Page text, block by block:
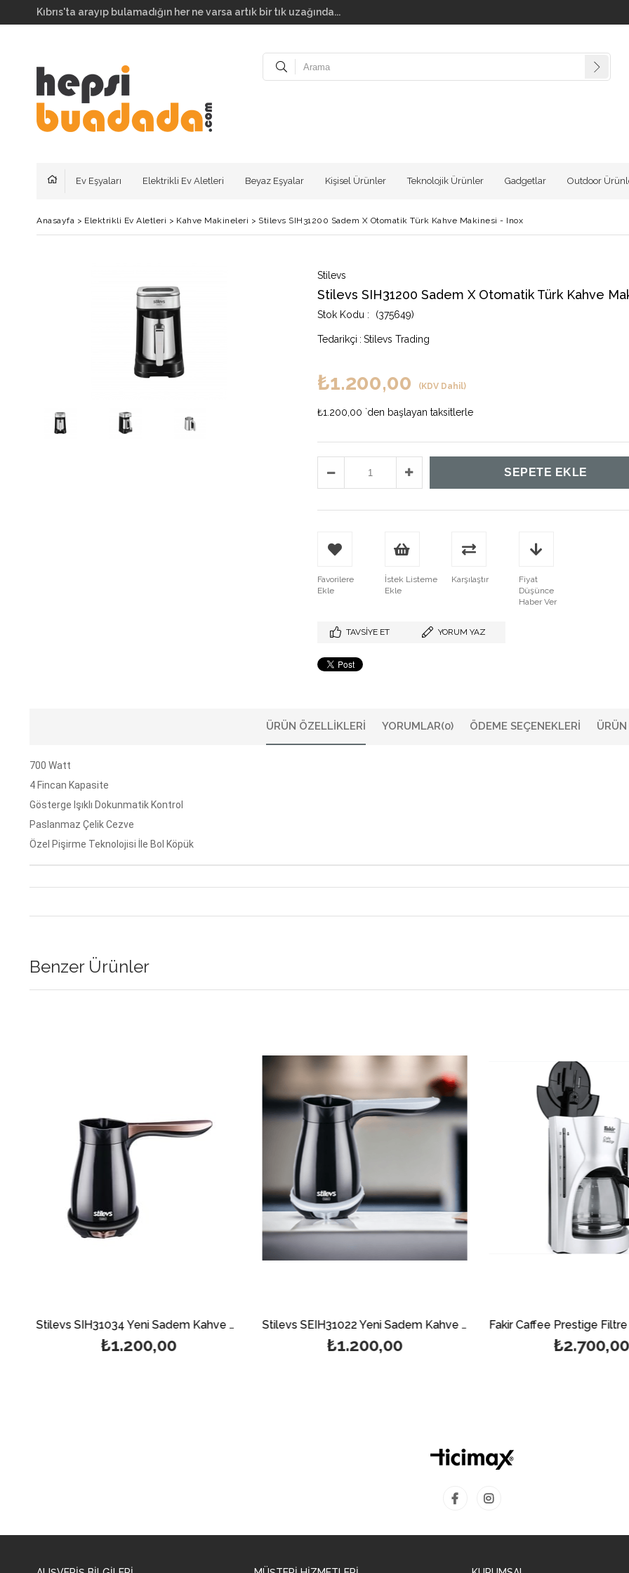
Kıbrıs'ta arayıp bulamadığın her ne varsa artık bir tık uzağında...
Ev Eşyaları Elektrikli Ev Aletleri Beyaz Eşyalar Kişisel Ürünler Teknolojik Ürünler Gadgetlar Outdoor
Anasayfa > Elektrikli Ev Aletleri > Kahve Makineleri > Stilevs SIH31200 Sadem X Otomatik Türk Kahve Makinesi - Inox
Stilevs
Stilevs SIH31200 Sadem X Otomatik Türk Kahve
(375649)
Tedarikçi : Stilevs Trading
₺1.200,00 (KDV Dahil)
₺1.200,00 `den başlayan taksitlerle
Favorilere
Ekle
İstek Listeme
Ekle
Karşılaştır
Fiyat
Düşünce
Haber Ver
TAVSIYE ET YORUM YAZ
ÜRÜN ÖZELLIKLERI YORUMLAR(0) ÖDEME SEÇENEKLERI
700 Watt
4 Fincan Kapasite
Gösterge Işıklı Dokunmatik Kontrol
Paslanmaz Çelik Cezve
Özel Pişirme Teknolojisi İle Bol Köpük
Benzer Ürünler
Stilevs SIH31034 Yeni Sadem Kahve Makinesi - Siyah-Bakır
₺1.200,00
Stilevs SEIH31022 Yeni Sadem Kahve Makinesi - Siyah & Gri
₺1.200,00 ₺2.700,00